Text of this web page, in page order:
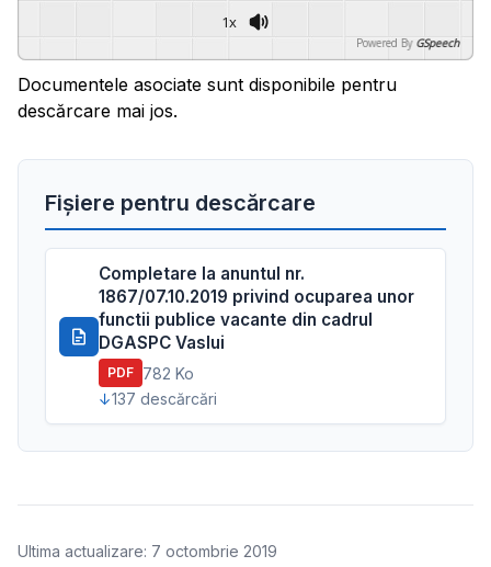
1x
Powered By GSpeech
Documentele asociate sunt disponibile pentru
descărcare mai jos.
Fișiere pentru descărcare
Completare la anuntul nr.
1867/07.10.2019 privind ocuparea unor
functii publice vacante din cadrul
DGASPC Vaslui
PDF 782 Ko
137 descărcări
Ultima actualizare: 7 octombrie 2019